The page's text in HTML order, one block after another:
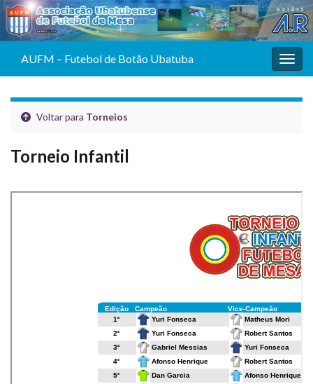
AUFM – Futebol de Botão Ubatuba
Voltar para Torneios
Torneio Infantil